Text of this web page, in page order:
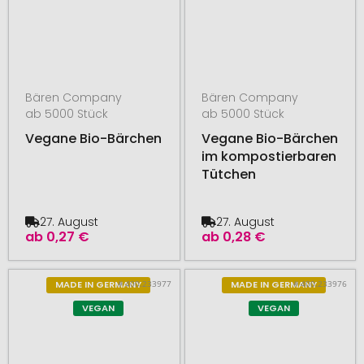
Bären Company
ab 5000 Stück
Vegane Bio-Bärchen
ab 0,27 €
27. August
Bären Company
ab 5000 Stück
Vegane Bio-Bärchen
im kompostierbaren
Tütchen
ab 0,28 €
27. August
MADE IN GERMANY
VEGAN
# 400.233977
MADE IN GERMANY
VEGAN
# 400.233976